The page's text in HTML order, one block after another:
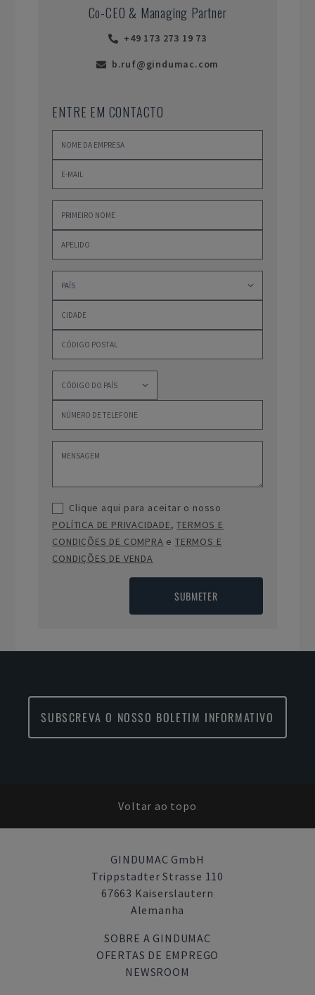
Co-CEO & Managing Partner
+49 173 273 19 73
b.ruf@gindumac.com
ENTRE EM CONTACTO
Clique aqui para aceitar o nosso
POLÍTICA DE PRIVACIDADE,TERMOS E
CONDIÇÕES DE COMPRA eTERMOS E
CONDIÇÕES DE VENDA
SUBMETER
SUBSCREVA O NOSSO BOLETIM INFORMATIVO
Voltar ao topo
GINDUMAC GmbH
Trippstadter Strasse 110
67663 Kaiserslautern
Alemanha
SOBRE A GINDUMAC
OFERTAS DE EMPREGO
NEWSROOM